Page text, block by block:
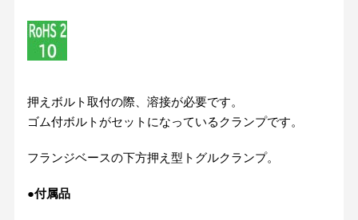
押えボルト取付の際、溶接が必要です。
ゴム付ボルトがセットになっているクランプです。
フランジベースの下方押え型トグルクランプ。
●付属品